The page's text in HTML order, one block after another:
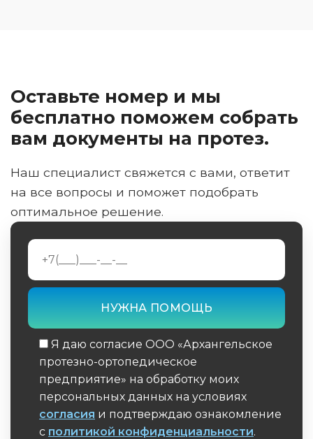
Оставьте номер и мы
бесплатно поможем собрать
вам документы на протез.
Наш специалист свяжется с вами, ответит
на все вопросы и поможет подобрать
оптимальное решение.
Я даю согласие ООО «Архангельское
протезно-ортопедическое
предприятие» на обработку моих
персональных данных на условиях
согласия и подтверждаю ознакомление
с политикой конфиденциальности.